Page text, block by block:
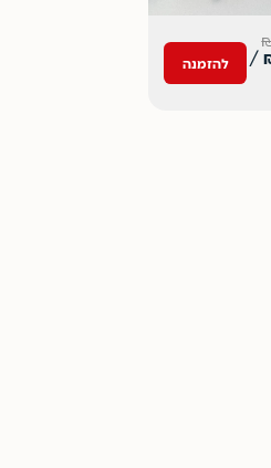
/
להזמנה